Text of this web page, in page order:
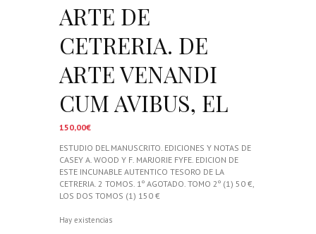
ARTE DE
CETRERIA. DE
ARTE VENANDI
CUM AVIBUS, EL
150,00€
ESTUDIO DEL MANUSCRITO. EDICIONES Y NOTAS DE
CASEY A. WOOD Y F. MARJORIE FYFE. EDICION DE
ESTE INCUNABLE AUTENTICO TESORO DE LA
CETRERIA. 2 TOMOS. 1º AGOTADO. TOMO 2º (1) 50 €,
LOS DOS TOMOS (1) 150 €
Hay existencias